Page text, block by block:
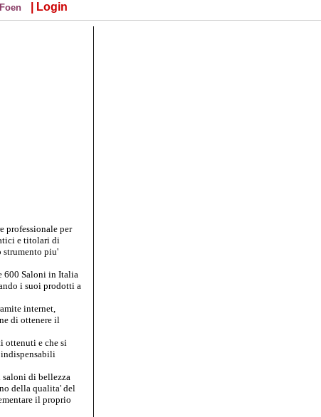
| Login
professionale per
e titolari di
piu'
600 Saloni in Italia
i suoi prodotti a
internet,
di ottenere il
ottenuti e che si
indispensabili
saloni di bellezza
della qualita' del
il proprio